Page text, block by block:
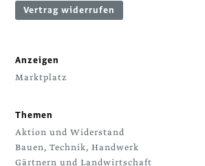
Vertrag widerrufen
Anzeigen
Marktplatz
Themen
Aktion und Widerstand
Bauen, Technik, Handwerk
Gärtnern und Landwirtschaft